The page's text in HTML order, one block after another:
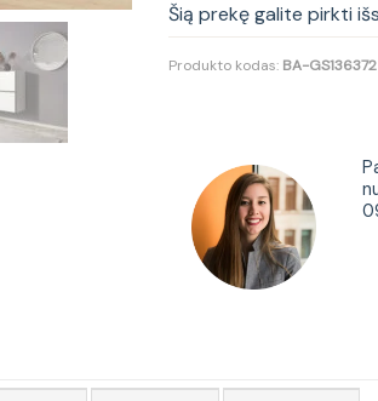
Šią prekę galite pirkti
Produkto kodas: BA-GS136372